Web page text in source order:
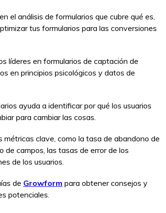
el análisis de formularios que cubre qué es,
tus formularios para las conversiones
líderes en formularios de captación de
en principios psicológicos y datos de
ayuda a identificar por qué los usuarios
para cambiar las cosas.
métricas clave, como la tasa de abandono de
de campos, las tasas de error de los
de los usuarios.
de Growform para obtener consejos y
potenciales.